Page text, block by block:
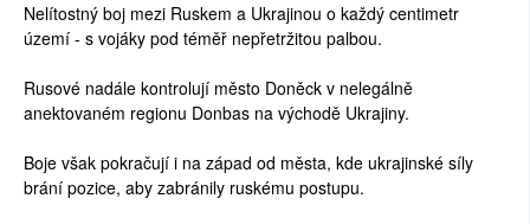
Nelítostný boj mezi Ruskem a Ukrajinou o každý centimetr
území - s vojáky pod téměř nepřetržitou palbou.
Rusové nadále kontrolují město Doněck v nelegálně
anektovaném regionu Donbas na východě Ukrajiny.
Boje však pokračují i na západ od města, kde ukrajinské síly
brání pozice, aby zabránily ruskému postupu.